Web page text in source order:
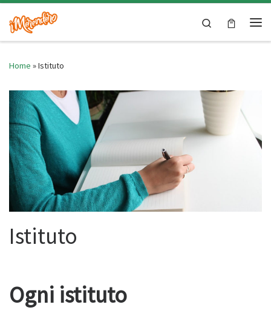
Skip to content
Search
Home »Istituto
Istituto
Ogni istituto